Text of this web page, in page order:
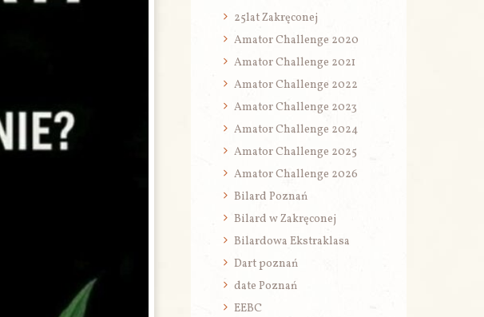
25lat Zakręconej
Amator Challenge 2020
Amator Challenge 2021
Amator Challenge 2022
Amator Challenge 2023
Amator Challenge 2024
Amator Challenge 2025
Amator Challenge 2026
Bilard Poznań
Bilard w Zakręconej
Bilardowa Ekstraklasa
Dart poznań
date Poznań
EEBC